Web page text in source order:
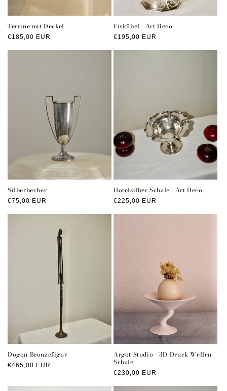
Terrine mit Deckel
Normaler
€185,00 EUR
Eiskübel | Art Deco
Normaler
€195,00 EUR
Silberbecher
Normaler
€75,00 EUR
Hotelsilber Schale | Art Deco
Normaler
€225,00 EUR
Dogon Bronzefigur
Normaler
€465,00 EUR
Argot Studio - 3D-Druck Wellen
Schale
Normaler
€230,00 EUR